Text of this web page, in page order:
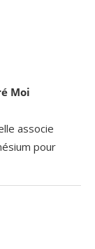
Moi
associe
pour